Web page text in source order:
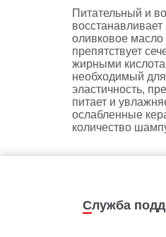
Питательный и
оливковое
препятствует
жирными
необходимый
эластичность,
питает и
ослабленные
количество
Служба